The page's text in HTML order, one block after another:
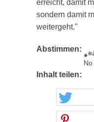
erreicht, damit
sondern damit
weitergeht."
Abstimmen:
Inhalt teilen: